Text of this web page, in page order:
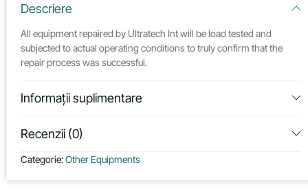
Descriere
All equipment repaired by Ultratech Int will be load tested and
subjected to actual operating conditions to truly confirm that the
repair process was successful.
Informații suplimentare
Recenzii (0)
Categorie:Other Equipments